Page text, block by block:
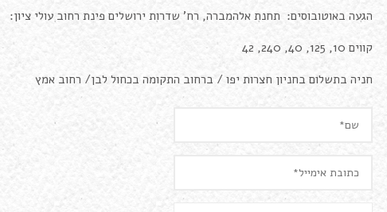
הגעה באוטובוסים: תחנת אלהמברה, רח' שדרות ירושלים פינת רחוב עולי ציון:
קווים 10, 125, 40, 240, 42
חניה בתשלום בחניון חצרות יפו / ברחוב התקומה בכחול לבן/ רחוב אמץ